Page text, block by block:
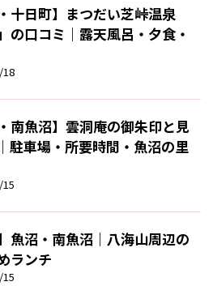
十日町】まつだい芝峠温泉
の口コミ｜露天風呂・夕食・
18
南魚沼】雲洞庵の御朱印と見
駐車場・所要時間・魚沼の里
魚沼・南魚沼｜八海山周辺の
ランチ